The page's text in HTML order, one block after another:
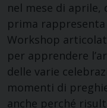
nel mese di aprile,
prima rappresenta
Workshop
per apprendere
delle varie
momenti di
anche perché